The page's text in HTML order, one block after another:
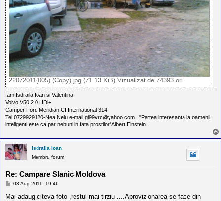
22072011(005) (Copy).jpg (71.13 KiB) Vizualizat de 74393 ori
fam.Isdraila Ioan si Valentina
Volvo V50 2.0 HDi+
Camper Ford Meridian CI International 314
Tel.0729929120-Nea Nelu e-mail gl99vrc@yahoo.com . "Partea interesanta la oamenii
inteligenti,este ca par nebuni in fata prostilor"Albert Einstein.
Isdraila Ioan
Membru forum
Re: Campare Slanic Moldova
M
s
03 Aug 2011, 19:46
Mai adaug citeva foto ,restul mai tirziu ....Aprovizionarea se face din